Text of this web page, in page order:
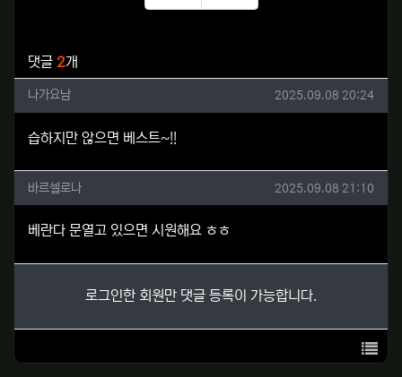
추천
비추천
댓글 2개
나가요남님의 댓글
나가요남 작성일
2025.09.08 20:24
습하지만 않으면 베스트~!!
바르셀로나님의 댓글
바르셀로나 작성일
2025.09.08 21:10
베란다 문열고 있으면 시원해요 ㅎㅎ
로그인한 회원만 댓글 등록이 가능합니다.
목록